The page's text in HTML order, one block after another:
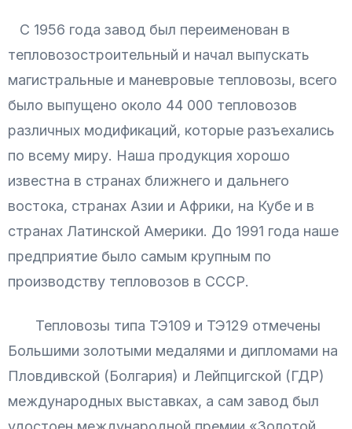
С 1956 года завод был переименован в
тепловозостроительный и начал выпускать
магистральные и маневровые тепловозы, всего
было выпущено около 44 000 тепловозов
различных модификаций, которые разъехались
по всему миру. Наша продукция хорошо
известна в странах ближнего и дальнего
востока, странах Азии и Африки, на Кубе и в
странах Латинской Америки. До 1991 года наше
предприятие было самым крупным по
производству тепловозов в СССР.
Тепловозы типа ТЭ109 и ТЭ129 отмечены
Большими золотыми медалями и дипломами на
Пловдивской (Болгария) и Лейпцигской (ГДР)
международных выставках, а сам завод был